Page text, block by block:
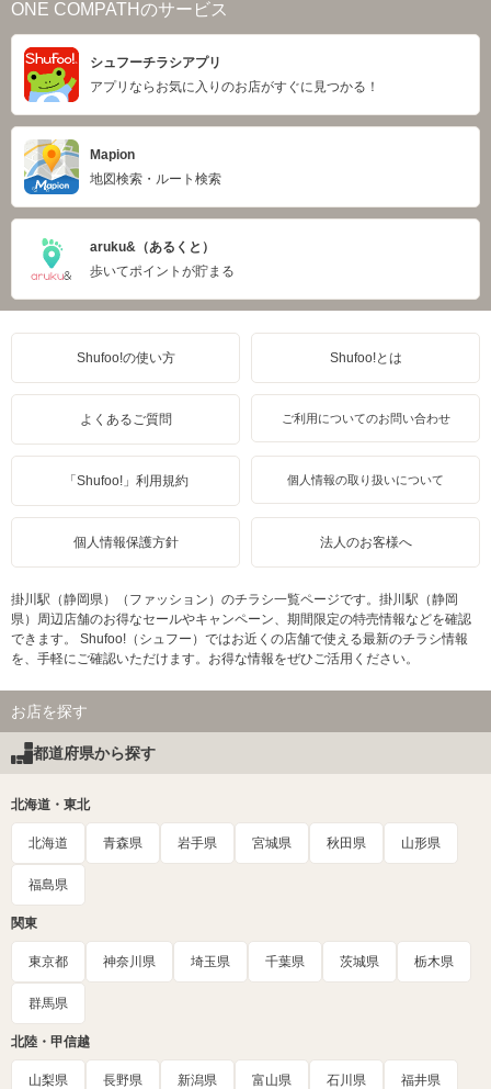
ONE COMPATHのサービス
シュフーチラシアプリ
アプリならお気に入りのお店がすぐに見つかる！
Mapion
地図検索・ルート検索
aruku&（あるくと）
歩いてポイントが貯まる
Shufoo!の使い方 Shufoo!とは
よくあるご質問 ご利用についてのお問い合わせ
「Shufoo!」利用規約 個人情報の取り扱いについて
個人情報保護方針 法人のお客様へ
掛川駅（静岡県）（ファッション）のチラシ一覧ページです。掛川駅（静岡
県）周辺店舗のお得なセールやキャンペーン、期間限定の特売情報などを確認
できます。 Shufoo!（シュフー）ではお近くの店舗で使える最新のチラシ情報
を、手軽にご確認いただけます。お得な情報をぜひご活用ください。
お店を探す
都道府県から探す
北海道・東北
北海道 青森県 岩手県 宮城県 秋田県 山形県
福島県
関東
東京都 神奈川県 埼玉県 千葉県 茨城県 栃木県
群馬県
北陸・甲信越
山梨県 長野県 新潟県 富山県 石川県 福井県